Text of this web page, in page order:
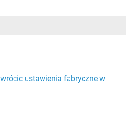
ustawienia fabryczne w